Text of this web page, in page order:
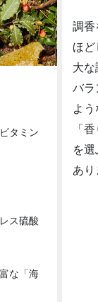
タミン
ス硫酸
な「海
調香
ほ
大
バラ
よ
「
を
あ